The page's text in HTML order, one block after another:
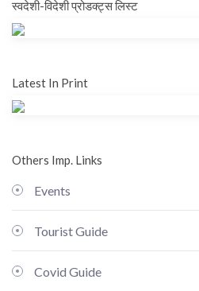
स्वदेशी-विदेशी प्रोडक्ट्स लिस्ट
Latest In Print
Others Imp. Links
Events
Tourist Guide
Covid Guide